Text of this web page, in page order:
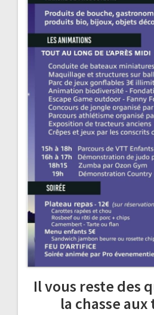
Il vous reste des
la chasse aux